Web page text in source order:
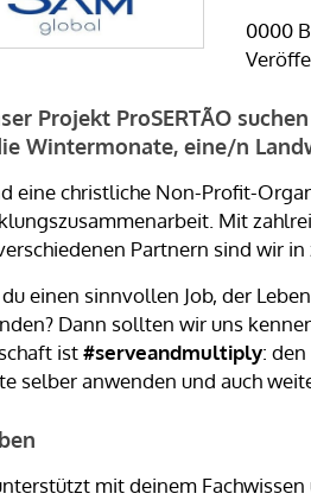
0000
Projekt ProSERTÃO
Wintermonate, eine/n
eine christliche Non-Profit-
Mit
Partnern sind wir
einen sinnvollen Job, der
Dann sollten wir uns
ist#serveandmultiply:
selber anwenden und auch
mit deinem